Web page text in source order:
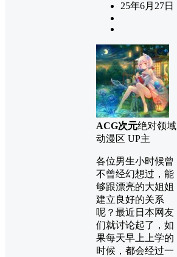
25年6月27日
ACG次元绝对领域
动漫区 UP主
各位男生小时候曾
不曾经幻想过，能
够跟漂亮的大姐姐
建立良好的关系
呢？最近日本网友
们就讨论起了，如
果每天早上上学的
时候，都会经过一